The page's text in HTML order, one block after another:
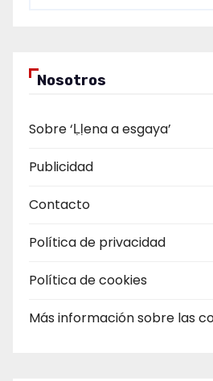
Nosotros
Sobre ‘Ḷḷena a esgaya’
Publicidad
Contacto
Política de privacidad
Política de cookies
Más información sobre las